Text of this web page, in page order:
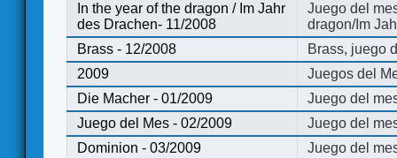
In the year of the dragon / Im Jahr
des Drachen- 11/2008
Juego del
dragon/Im
Brass - 12/2008
Brass, juego
2009
Juegos del
Die Macher - 01/2009
Juego del
Juego del Mes - 02/2009
Juego del
Dominion - 03/2009
Juego del